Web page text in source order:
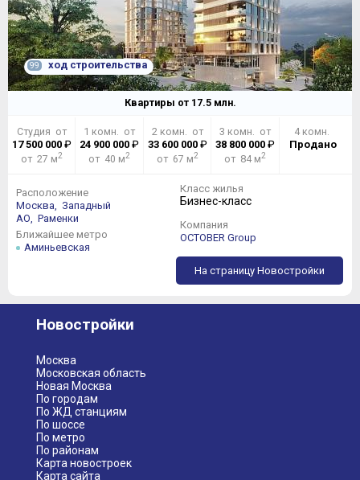
99 ход строительства
Квартиры от 17.5млн.
Студия от
17 500 000₽
от 27 м2
1 комн. от
24 900 000 ₽
от 40 м2
2 комн. от
33 600 000₽
от 67 м2
3 комн. от
38 800 000 ₽
от 84 м2
4 комн.
Продано
Расположение
Москва,
Западный
АО,
Раменки
Ближайшее метро
Аминьевская
Класс жилья
Бизнес-класс
Компания
OCTOBER Group
На страницу Новостройки
Новостройки
Москва
Московская область
Новая Москва
По городам
По ЖД станциям
По шоссе
По метро
По районам
Карта новостроек
Карта сайта